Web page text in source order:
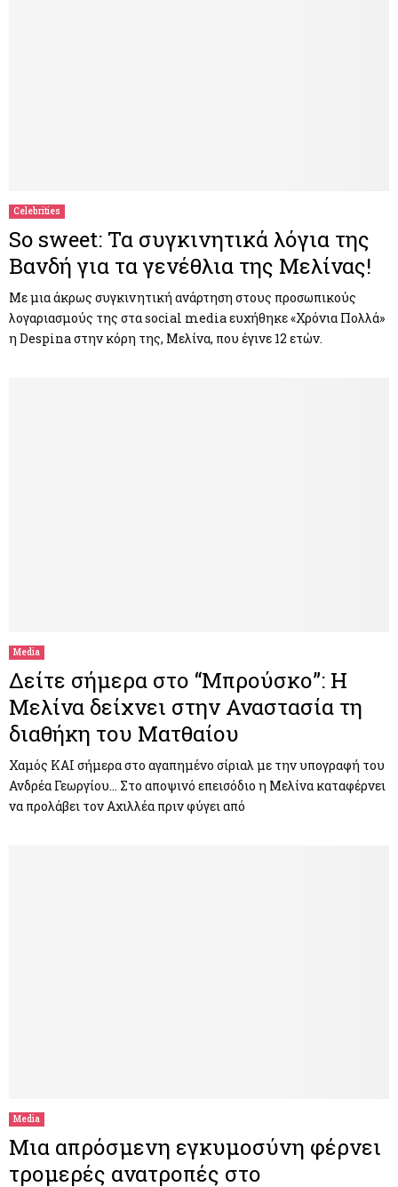
Celebrities
So sweet: Τα συγκινητικά λόγια της
Βανδή για τα γενέθλια της Μελίνας!
Με μια άκρως συγκινητική ανάρτηση στους προσωπικούς
λογαριασμούς της στα social media ευχήθηκε «Χρόνια Πολλά»
η Despina στην κόρη της, Μελίνα, που έγινε 12 ετών.
Media
Δείτε σήμερα στο “Μπρούσκο”: Η
Μελίνα δείχνει στην Αναστασία τη
διαθήκη του Ματθαίου
Χαμός ΚΑΙ σήμερα στο αγαπημένο σίριαλ με την υπογραφή του
Ανδρέα Γεωργίου… Στο αποψινό επεισόδιο η Μελίνα καταφέρνει
να προλάβει τον Αχιλλέα πριν φύγει από
Media
Μια απρόσμενη εγκυμοσύνη φέρνει
τρομερές ανατροπές στο